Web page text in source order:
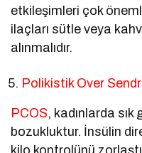
etkileşimleri çok
ilaçları sütle veya
alınmalıdır.
Polikistik Over
PCOS, kadınlarda
bozukluktur. İnsülin
kilo kontrolünü